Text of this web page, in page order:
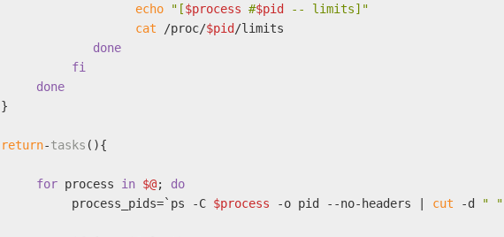
echo
"[$process #$pid
-- limits]"
cat /proc/$pid /limits
done
fi
done
}
return-tasks (){
for process in $@; do
          process_pids=`ps -C
$process -o pid --no-headers | cut -d " "